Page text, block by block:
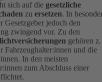
sich auf die gesetzliche
zu ersetzen. In
Gesetzgeber jedoch den
zwingend vor. Zu den
gehören z.
Fahrzeughalter:innen und die
In den meisten
zum Abschluss einer